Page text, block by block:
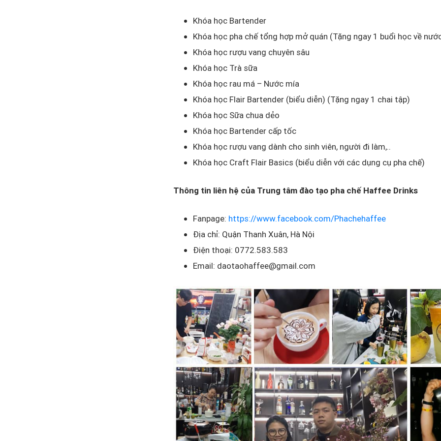
Khóa học Bartender
Khóa học pha chế tổng hợp mở quán (Tặng ngay 1 buổi học về
Khóa học rượu vang chuyên sâu
Khóa học Trà sữa
Khóa học rau má – Nước mía
Khóa học Flair Bartender (biểu diễn) (Tặng ngay 1 chai tập)
Khóa học Sữa chua dẻo
Khóa học Bartender cấp tốc
Khóa học rượu vang dành cho sinh viên, người đi làm,..
Khóa học Craft Flair Basics (biểu diễn với các dụng cụ pha chế)
Thông tin liên hệ của Trung tâm đào tạo pha chế Haffee Drinks
Fanpage: https://www.facebook.com/Phachehaffee
Địa chỉ: Quận Thanh Xuân, Hà Nội
Điện thoại: 0772.583.583
Email: daotaohaffee@gmail.com